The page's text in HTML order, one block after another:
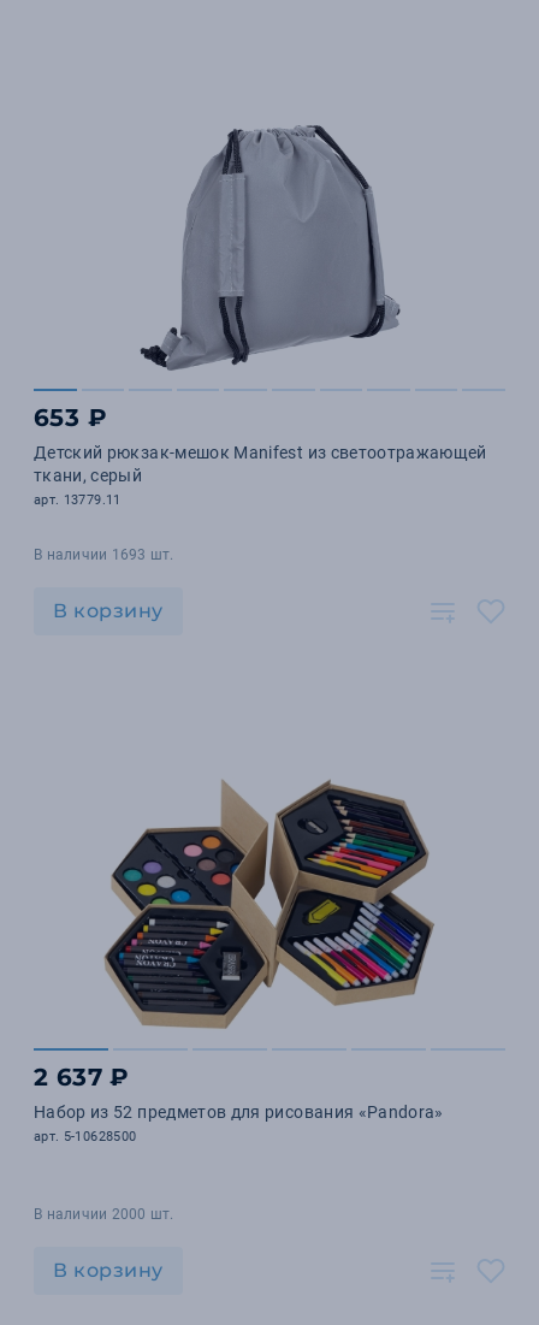
653 ₽
Детский рюкзак-мешок Manifest из светоотражающей
ткани, серый
арт. 13779.11
В наличии 1693 шт.
В корзину
2 637 ₽
Набор из 52 предметов для рисования «Pandora»
арт. 5-10628500
В наличии 2000 шт.
В корзину